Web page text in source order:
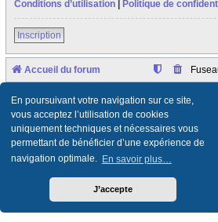
En poursuivant votre navigation sur ce site,
vous acceptez l’utilisation de cookies
uniquement techniques et nécessaires vous
permettant de bénéficier d’une expérience de
navigation optimale. En savoir plus…
J’accepte
Conditions d’utilisation
Politique de
Inscription
Accueil du forum
Développé parphpBB
®
Traduction
©Le
Ceci est un texte de remplissage qui n'a pour but que
parametres d'affichage pas defaut de votre navigateur"